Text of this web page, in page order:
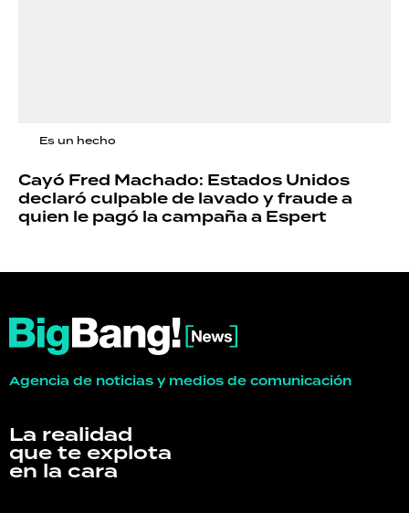
Es un hecho
Cayó Fred Machado: Estados Unidos
declaró culpable de lavado y fraude a
quien le pagó la campaña a Espert
Agencia de noticias y medios de comunicación
La realidad
que te explota
en la cara